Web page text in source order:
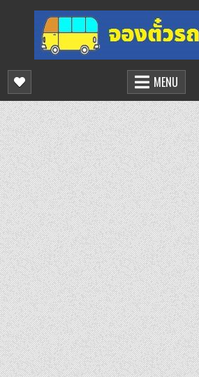
content
จองตั๋วรถตู้ออนไลน์
บริการจองตั๋วรถตู้ออนไลน์
MENU